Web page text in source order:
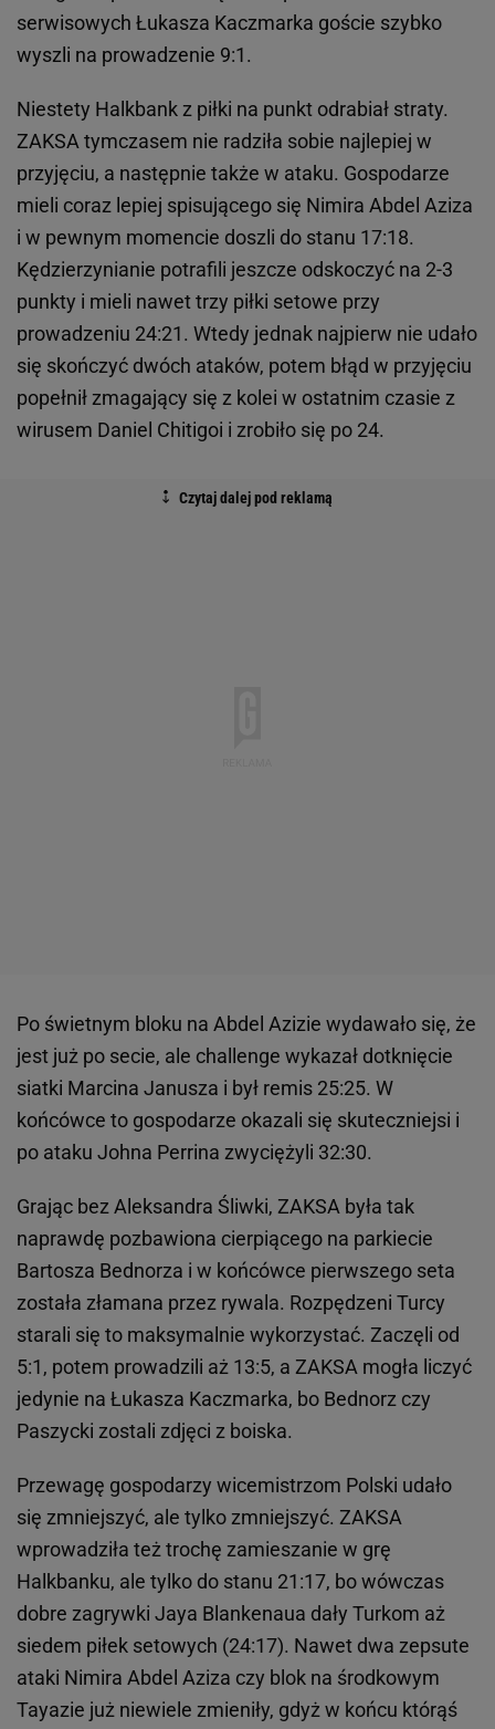
serwisowych Łukasza Kaczmarka goście szybko
wyszli na prowadzenie 9:1.
Niestety Halkbank z piłki na punkt odrabiał straty.
ZAKSA tymczasem nie radziła sobie najlepiej w
przyjęciu, a następnie także w ataku. Gospodarze
mieli coraz lepiej spisującego się Nimira Abdel Aziza
i w pewnym momencie doszli do stanu 17:18.
Kędzierzynianie potrafili jeszcze odskoczyć na 2-3
punkty i mieli nawet trzy piłki setowe przy
prowadzeniu 24:21. Wtedy jednak najpierw nie udało
się skończyć dwóch ataków, potem błąd w przyjęciu
popełnił zmagający się z kolei w ostatnim czasie z
wirusem Daniel Chitigoi i zrobiło się po 24.
Po świetnym bloku na Abdel Azizie wydawało się, że
jest już po secie, ale challenge wykazał dotknięcie
siatki Marcina Janusza i był remis 25:25. W
końcówce to gospodarze okazali się skuteczniejsi i
po ataku Johna Perrina zwyciężyli 32:30.
Grając bez Aleksandra Śliwki, ZAKSA była tak
naprawdę pozbawiona cierpiącego na parkiecie
Bartosza Bednorza i w końcówce pierwszego seta
została złamana przez rywala. Rozpędzeni Turcy
starali się to maksymalnie wykorzystać. Zaczęli od
5:1, potem prowadzili aż 13:5, a ZAKSA mogła liczyć
jedynie na Łukasza Kaczmarka, bo Bednorz czy
Paszycki zostali zdjęci z boiska.
Przewagę gospodarzy wicemistrzom Polski udało
się zmniejszyć, ale tylko zmniejszyć. ZAKSA
wprowadziła też trochę zamieszanie w grę
Halkbanku, ale tylko do stanu 21:17, bo wówczas
dobre zagrywki Jaya Blankenaua dały Turkom aż
siedem piłek setowych (24:17). Nawet dwa zepsute
ataki Nimira Abdel Aziza czy blok na środkowym
Tayazie już niewiele zmieniły, gdyż w końcu którąś